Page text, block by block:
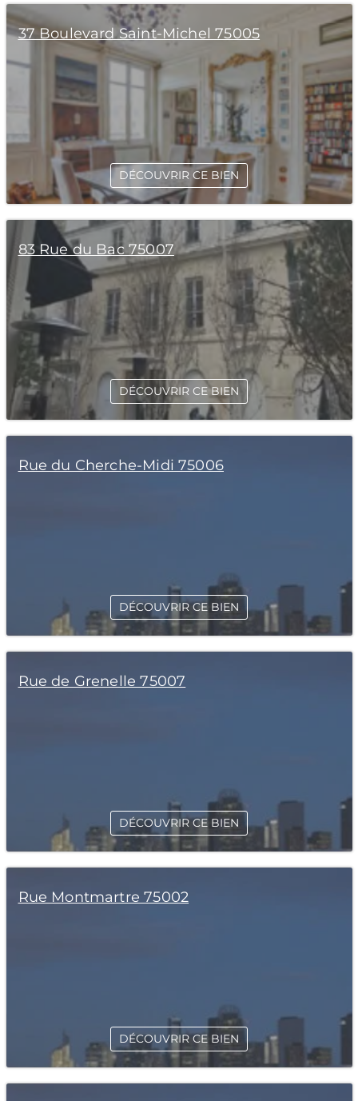
37 Boulevard Saint-Michel 75005
DÉCOUVRIR CE BIEN
83 Rue du Bac 75007
DÉCOUVRIR CE BIEN
Rue du Cherche-Midi 75006
DÉCOUVRIR CE BIEN
Rue de Grenelle 75007
DÉCOUVRIR CE BIEN
Rue Montmartre 75002
DÉCOUVRIR CE BIEN